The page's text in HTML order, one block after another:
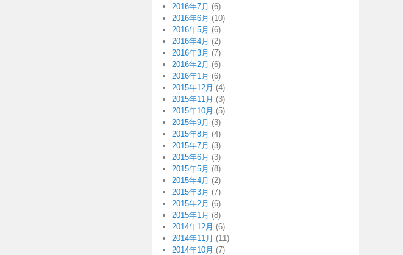
2016年7月 (6)
2016年6月 (10)
2016年5月 (6)
2016年4月 (2)
2016年3月 (7)
2016年2月 (6)
2016年1月 (6)
2015年12月 (4)
2015年11月 (3)
2015年10月 (5)
2015年9月 (3)
2015年8月 (4)
2015年7月 (3)
2015年6月 (3)
2015年5月 (8)
2015年4月 (2)
2015年3月 (7)
2015年2月 (6)
2015年1月 (8)
2014年12月 (6)
2014年11月 (11)
2014年10月 (7)